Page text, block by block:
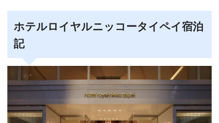
ホテルロイヤルニッコータイペイ宿泊
記